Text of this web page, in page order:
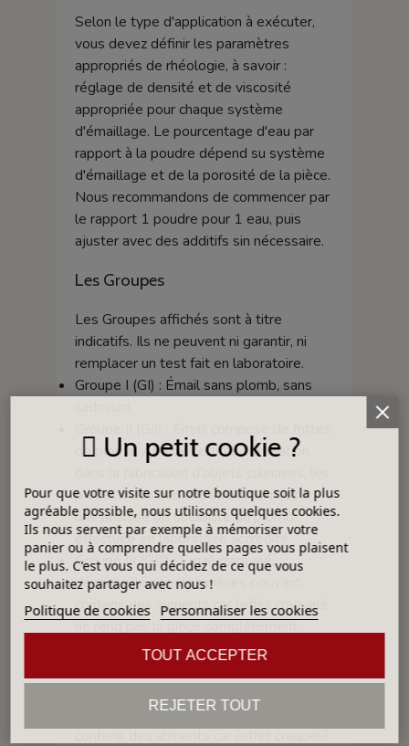
Selon le type d'application à exécuter,
vous devez définir les paramètres
appropriés de rhéologie, à savoir :
réglage de densité et de viscosité
appropriée pour chaque système
d'émaillage. Le pourcentage d'eau par
rapport à la poudre dépend su système
d'émaillage et de la porosité de la pièce.
Nous recommandons de commencer par
le rapport 1 poudre pour 1 eau, puis
ajuster avec des additifs sin nécessaire.
Les Groupes
Les Groupes affichés sont à titre
indicatifs. Ils ne peuvent ni garantir, ni
remplacer un test fait en laboratoire.
Groupe I (GI) : Émail sans plomb, sans
de plomb. Afin de certifier l’utilisation
pièces finies doivent être soumises à
une analyse de solubilité du plomb
effectuée en laboratoire accrédité.
Groupe III (GIII) : Émail craquelé,
déconseillé pour les pièces pouvant
contenir des aliments car l’effet craquelé
ne rend pas la pièce complètement
imperméable - Fritte composée avec un
déconseillé pour les pièces pouvant
Un petit cookie ?
Pour que votre visite sur notre boutique soit la plus
agréable possible, nous utilisons quelques cookies.
Ils nous servent par exemple à mémoriser votre
panier ou à comprendre quelles pages vous plaisent
le plus. C'est vous qui décidez de ce que vous
souhaitez partager avec nous !
Politique de cookies Personnaliser les cookies
REJETER TOUT
TOUT ACCEPTER